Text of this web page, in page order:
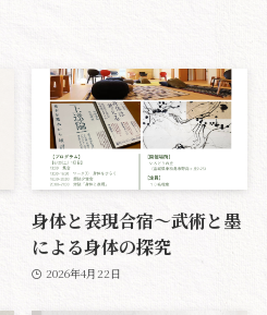
身体と表現合宿〜武術と墨
による身体の探究
2026年4月22日